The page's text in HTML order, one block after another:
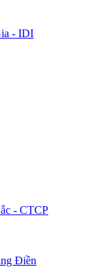
- IDI
- CTCP
Điền